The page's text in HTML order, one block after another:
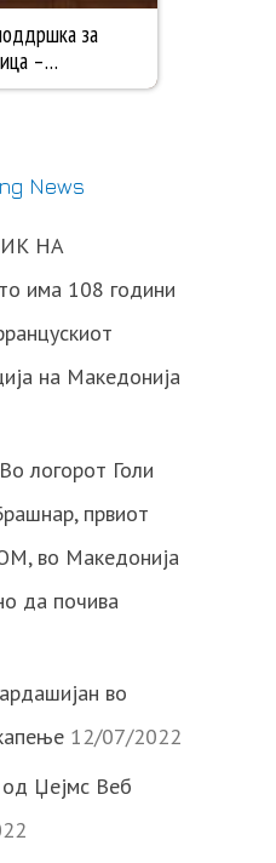
News
НА
има 108 години
на Македонија
логорот Голи
првиот
во Македонија
да почива
во
12/07/2022
Џејмс Веб